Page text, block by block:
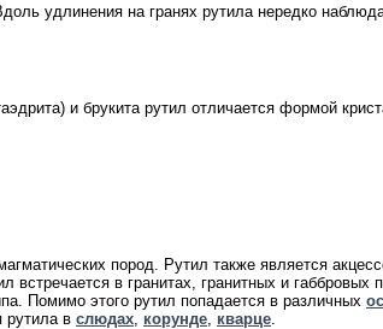
удлинения на гранях рутила нередко
и брукита рутил отличается формой
пород. Рутил также является
в гранитах, гранитных и габбровых
Помимо этого рутил попадается в различных
рутила в слюдах корунде кварце